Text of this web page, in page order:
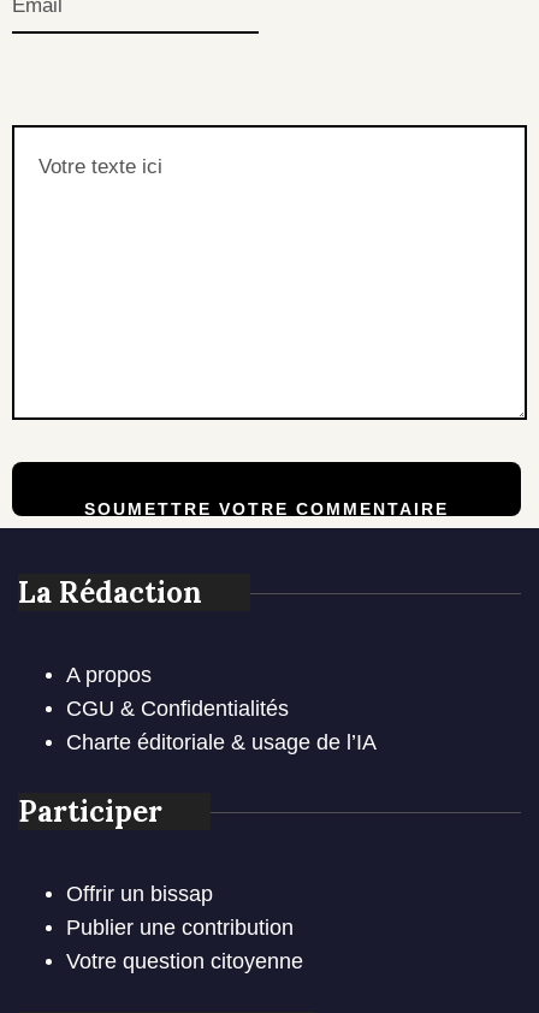
La Rédaction
A propos
CGU & Confidentialités
Charte éditoriale & usage de l’IA
Participer
Offrir un bissap
Publier une contribution
Votre question citoyenne